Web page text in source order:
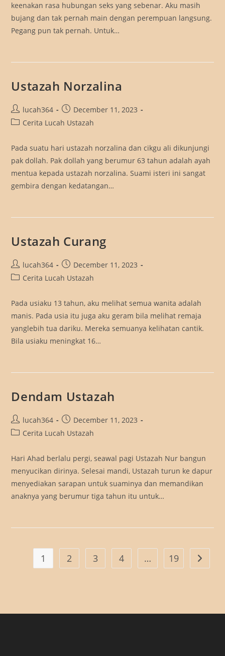
keenakan rasa hubungan seks yang sebenar. Aku masih
bujang dan tak pernah main dengan perempuan langsung.
Pegang pun tak pernah. Untuk…
Ustazah Norzalina
Post
author:
lucah364
Post
published:
December 11, 2023
PostCerita Lucah Ustazah
Pada suatu hari ustazah norzalina dan cikgu ali dikunjungi
pak dollah. Pak dollah yang berumur 63 tahun adalah ayah
mentua kepada ustazah norzalina. Suami isteri ini sangat
gembira dengan kedatangan…
Ustazah Curang
Post
author:
lucah364
Post
published:
December 11, 2023
PostCerita Lucah Ustazah
Pada usiaku 13 tahun, aku melihat semua wanita adalah
manis. Pada usia itu juga aku geram bila melihat remaja
yanglebih tua dariku. Mereka semuanya kelihatan cantik.
Bila usiaku meningkat 16…
Dendam Ustazah
Post
author:
lucah364
Post
published:
December 11, 2023
PostCerita Lucah Ustazah
Hari Ahad berlalu pergi, seawal pagi Ustazah Nur bangun
menyucikan dirinya. Selesai mandi, Ustazah turun ke dapur
menyediakan sarapan untuk suaminya dan memandikan
anaknya yang berumur tiga tahun itu untuk…
1 2 3 4 … 19 Go to